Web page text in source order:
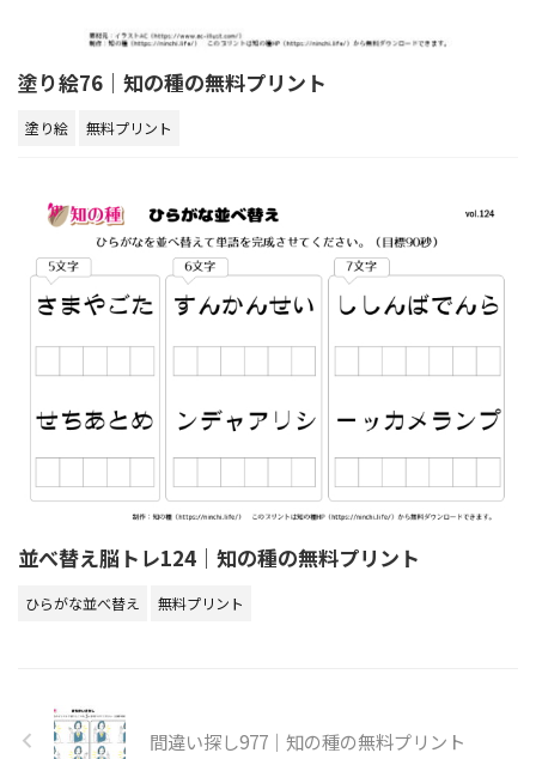
塗り絵76｜知の種の無料プリント
塗り絵 無料プリント
並べ替え脳トレ124｜知の種の無料プリント
ひらがな並べ替え 無料プリント
間違い探し977｜知の種の無料プリント